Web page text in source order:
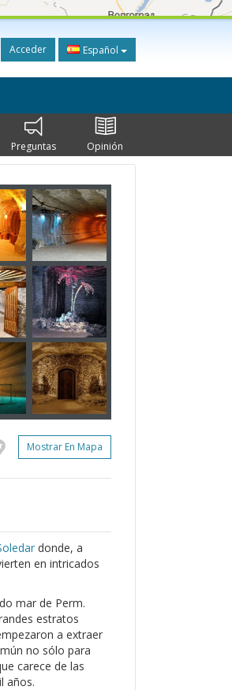
Acceder Español
Preguntas Opinión
Mostrar En Mapa
donde, a
en intricados
mar de Perm.
estratos
a extraer
no sólo para
carece de las
años.